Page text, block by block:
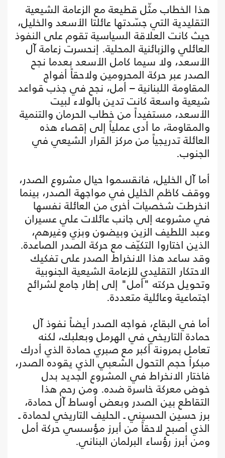
هذا الخطاب مثّل قطيعة مع الزعامة الشيعية
التقليدية التي جسّدتها عائلتا الأسعد والخليل،
حيث كانت العلاقة السياسية تقوم على النفوذ
العائلي والزبائنية المحلية. إنحسرت زعامة آل
الأسعد، ولا سيما كامل الأسعد بعدما نجح
الصدر عبر حركة المحرومين ولاحقاً أفواج
المقاومة اللبنانية – أمل، نجح في جذب قواعد
شيعية واسعة كانت تدين بالولاء لبيت
الأسعد، مستفيداً من خطاب الحرمان والتنمية
والمقاومة، ما أدى عملياً إلى إقصاء هذه
العائلة تدريجياً من مركز القرار الشيعي في
الجنوب.
أما آل الخليل، فانقسموا حيال مشروع الصدر،
ووقف كاظم الخليل في مواجهة الصدر، بينما
انخرطت شخصيات أخرى من العائلة نفسها
في مشروعه إلى جانب عائلات علي عسيران
وعبد اللطيف الزين وبيضون وبزي وغيرهم،
الذين اختاروا التكيّف مع حركة الصدر الصاعدة.
وقد ساعد هذا الانخراط الصدر على تفكيك
الاحتكار التقليدي للزعامة الشيعية الجنوبية
وتحويل حركته "أمل" إلى إطار جامع لشرائح
اجتماعية وعائلية متعددة.
أما في البقاع، فواجه الصدر أيضاً نفوذ آل
حمادة التاريخي في الهرمل وبعلبك، لكنه
تعامل بمرونة أكبر مع صبري حمادة الذي أدرك
مبكراً حجم التحول الشعبي الذي يقوده الصدر،
فاختار الانخراط في المشروع الجديد بدل
خوض معركة خاسرة ضده. ومن رحم هذا
التقاطع بين الصدر وبعض أوساط آل حمادة،
برز حسين الحسيني ـ الحليف التاريخي لحمادة ـ
الذي أصبح لاحقاً من أبرز مؤسسي حركة أمل
ومن أبرز رؤساء البرلمان البناني.